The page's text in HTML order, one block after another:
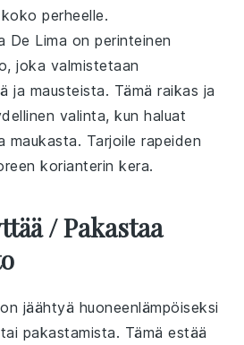
koko perheelle.
De Lima on perinteinen
, joka valmistetaan
ja mausteista. Tämä raikas ja
valinta, kun haluat
Tarjoile rapeiden
korianterin kera.
/ Pakastaa
jäähtyä huoneenlämpöiseksi
pakastamista. Tämä estää